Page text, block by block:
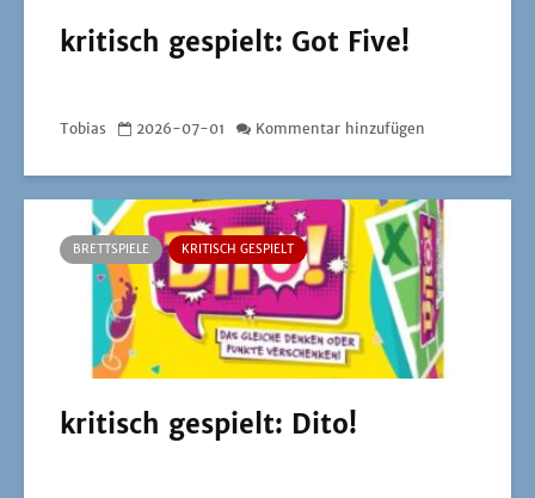
kritisch gespielt: Got Five!
Tobias 2026-07-01 Kommentar hinzufügen
BRETTSPIELE KRITISCH GESPIELT
kritisch gespielt: Dito!